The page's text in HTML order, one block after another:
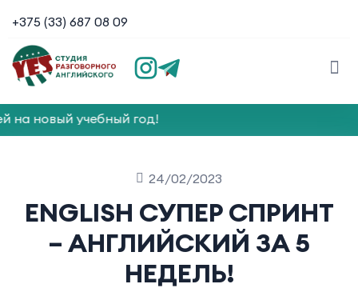
+375 (33) 687 08 09
новый учебный год!
24/02/2023
ENGLISH СУПЕР СПРИНТ
– АНГЛИЙСКИЙ ЗА 5
НЕДЕЛЬ!